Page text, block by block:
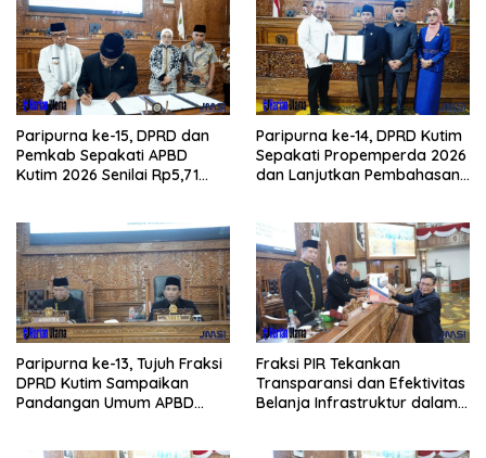
Paripurna ke-15, DPRD dan
Pemkab Sepakati APBD
Kutim 2026 Senilai Rp5,71
Paripurna ke-14, DPRD Kutim
Sepakati Propemperda 2026
dan Lanjutkan Pembahasan
Paripurna ke-13, Tujuh Fraksi
DPRD Kutim Sampaikan
Pandangan Umum APBD
Fraksi PIR Tekankan
Transparansi dan Efektivitas
Belanja Infrastruktur dalam